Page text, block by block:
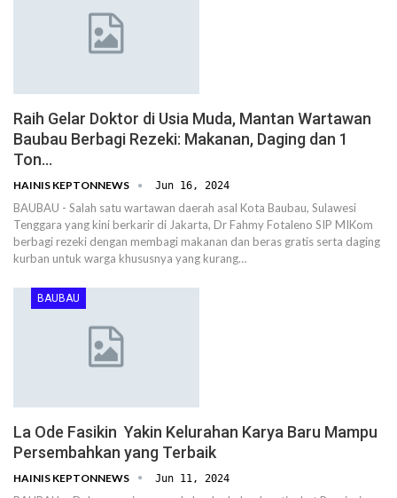
Raih Gelar Doktor di Usia Muda, Mantan Wartawan
Baubau Berbagi Rezeki: Makanan, Daging dan 1
Ton…
HAINIS KEPTONNEWS Jun 16, 2024
BAUBAU - Salah satu wartawan daerah asal Kota Baubau, Sulawesi
Tenggara yang kini berkarir di Jakarta, Dr Fahmy Fotaleno SIP MIKom
berbagi rezeki dengan membagi makanan dan beras gratis serta daging
kurban untuk warga khususnya yang kurang…
BAUBAU
La Ode Fasikin Yakin Kelurahan Karya Baru Mampu
Persembahkan yang Terbaik
HAINIS KEPTONNEWS Jun 11, 2024